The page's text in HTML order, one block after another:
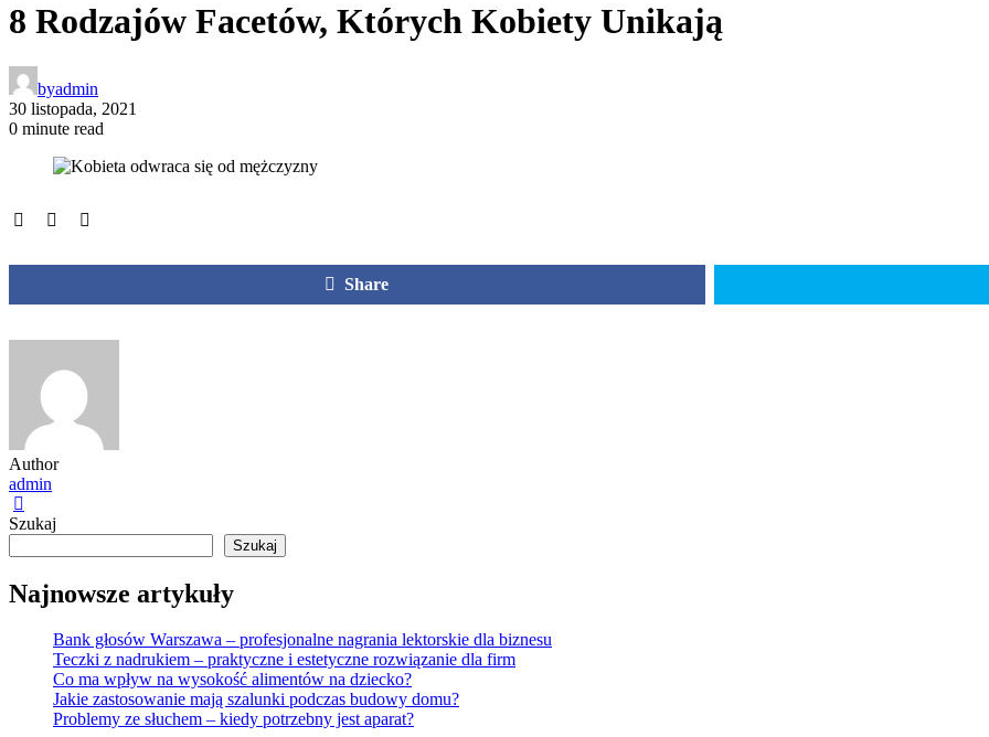
8 Rodzajów Facetów, Których Kobiety Unikają
byadmin
30 listopada, 2021
0 minute read
Share
Author
admin
Szukaj
Szukaj
Najnowsze artykuły
Bank głosów Warszawa – profesjonalne nagrania lektorskie dla biznesu
Teczki z nadrukiem – praktyczne i estetyczne rozwiązanie dla firm
Co ma wpływ na wysokość alimentów na dziecko?
Jakie zastosowanie mają szalunki podczas budowy domu?
Problemy ze słuchem – kiedy potrzebny jest aparat?